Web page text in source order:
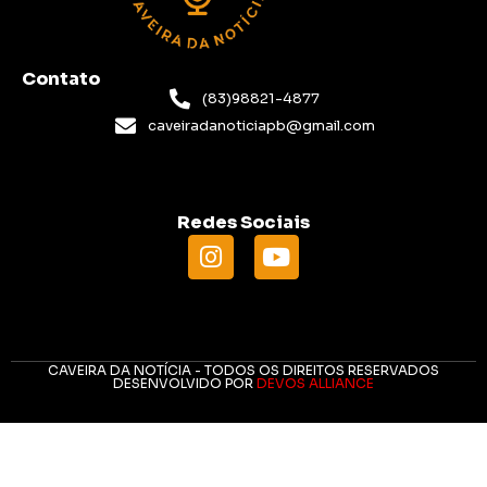
Contato
(83)98821-4877
caveiradanoticiapb@gmail.com
Redes Sociais
CAVEIRA DA NOTÍCIA - TODOS OS DIREITOS RESERVADOS
DESENVOLVIDO POR DEVOS ALLIANCE